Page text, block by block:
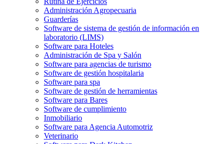
Administración Agropecuaria
Guarderías
Software de sistema de gestión de información en
laboratorio (LIMS)
Software para Hoteles
Administración de Spa y Salón
Software para agencias de turismo
Software de gestión hospitalaria
Software para spa
Software de gestión de herramientas
Software para Bares
Software de cumplimiento
Inmobiliario
Software para Agencia Automotriz
Veterinario